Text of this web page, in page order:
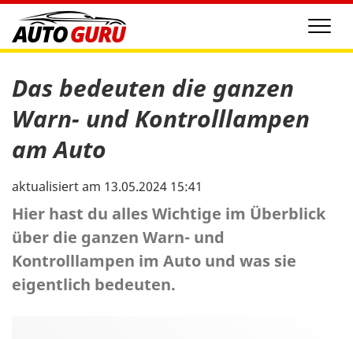
Das bedeuten die ganzen
Warn- und Kontrolllampen
am Auto
aktualisiert am 13.05.2024 15:41
Hier hast du alles Wichtige im Überblick
über die ganzen Warn- und
Kontrolllampen im Auto und was sie
eigentlich bedeuten.